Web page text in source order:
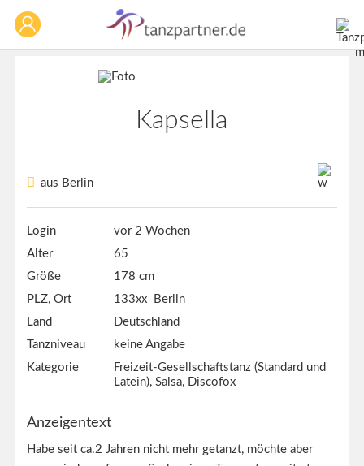
Kapsella
aus Berlin
Login
vor 2 Wochen
Alter
65
Größe
178 cm
PLZ, Ort
133xx Berlin
Land
Deutschland
Tanzniveau
keine Angabe
Kategorie
Freizeit-Gesellschaftstanz (Standard und
Latein), Salsa, Discofox
Anzeigentext
Habe seit ca.2 Jahren nicht mehr getanzt, möchte aber